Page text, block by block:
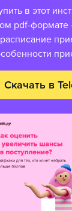
в этот
pdf-
Скачать в